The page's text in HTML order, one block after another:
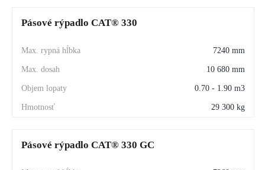
Pásové rýpadlo CAT® 330
7240 mm
10 680 mm
0.70 - 1.90 m3
29 300 kg
Pásové rýpadlo CAT® 330 GC